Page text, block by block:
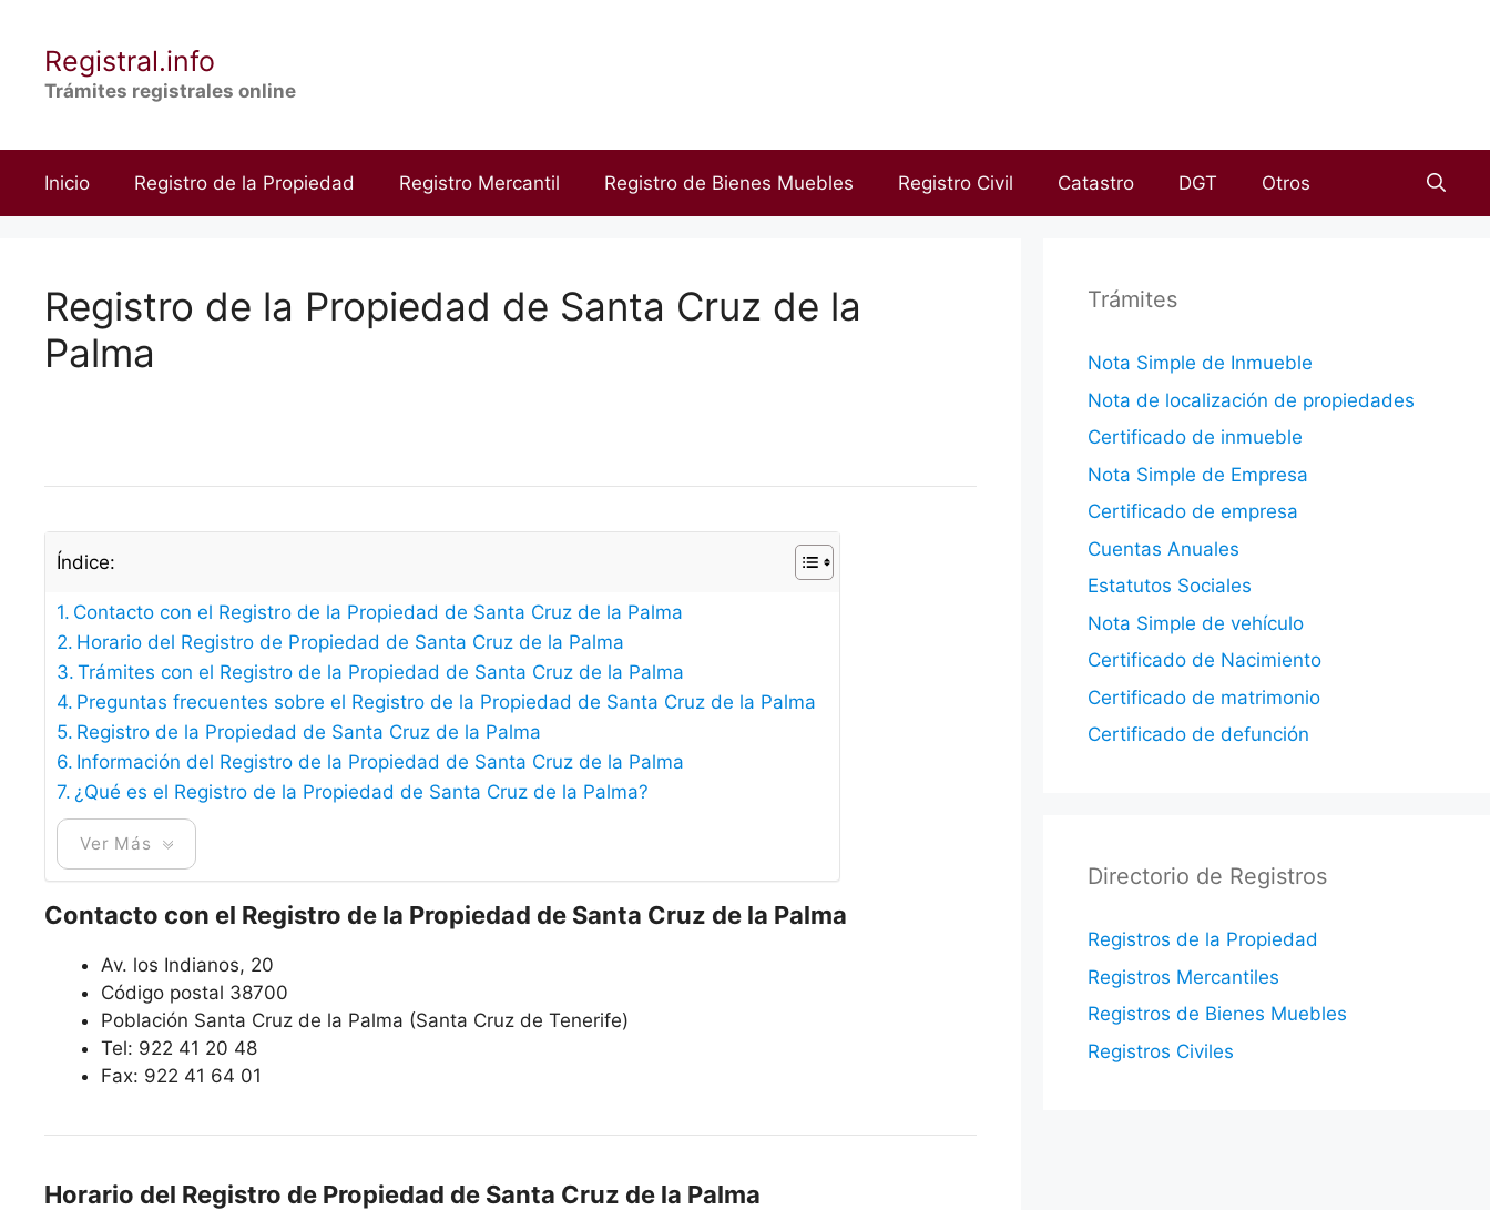
contenidoRegistral.info
Trámites registrales online
Inicio Registro de la Propiedad Registro Mercantil Registro de Bienes Muebles Registro Civil Catastro DGT Otros
Registro de la Propiedad de Santa Cruz de la
Palma
Índice:
Contacto con el Registro de la Propiedad de Santa Cruz de la Palma
Horario del Registro de Propiedad de Santa Cruz de la Palma
Trámites con el Registro de la Propiedad de Santa Cruz de la Palma
Preguntas frecuentes sobre el Registro de la Propiedad de Santa Cruz de la Palma
Registro de la Propiedad de Santa Cruz de la Palma
Información del Registro de la Propiedad de Santa Cruz de la Palma
¿Qué es el Registro de la Propiedad de Santa Cruz de la Palma?
Ver Más
Contacto con el Registro de la Propiedad de Santa Cruz de la Palma
Av. los Indianos, 20
Código postal 38700
Población Santa Cruz de la Palma (Santa Cruz de Tenerife)
Tel: 922 41 20 48
Fax: 922 41 64 01
Horario del Registro de Propiedad de Santa Cruz de la Palma
Trámites
Nota Simple de Inmueble
Nota de localización de propiedades
Certificado de inmueble
Nota Simple de Empresa
Certificado de empresa
Cuentas Anuales
Estatutos Sociales
Nota Simple de vehículo
Certificado de Nacimiento
Certificado de matrimonio
Certificado de defunción
Directorio de Registros
Registros de la Propiedad
Registros Mercantiles
Registros de Bienes Muebles
Registros Civiles